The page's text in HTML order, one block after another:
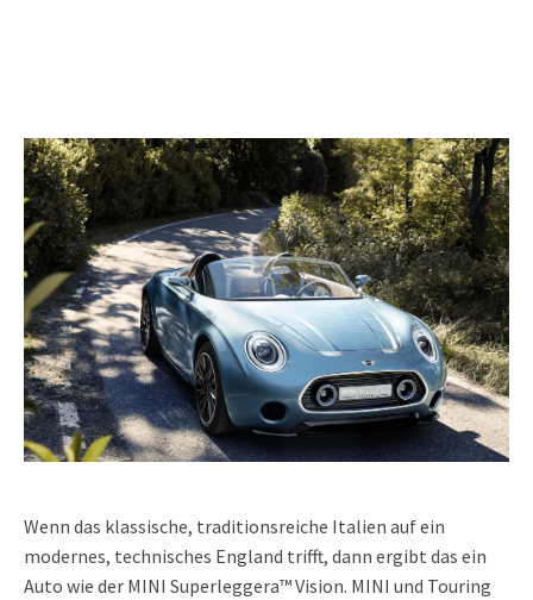
Wenn das klassische, traditionsreiche Italien auf ein
modernes, technisches England trifft, dann ergibt das ein
Auto wie der MINI Superleggera™ Vision. MINI und Touring